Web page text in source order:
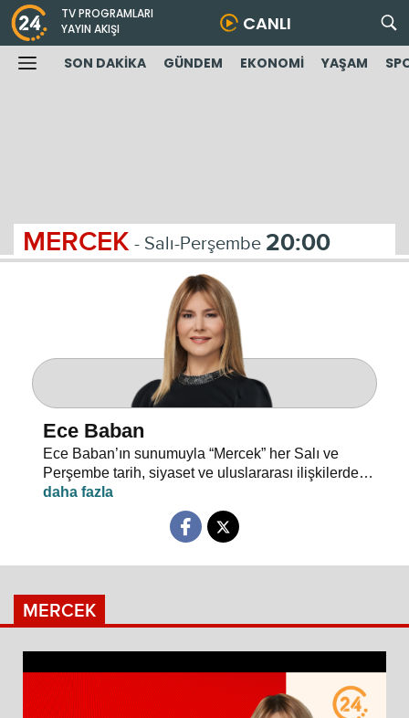
TV PROGRAMLARI
YAYIN AKIŞI
CANLI
SON DAKİKA GÜNDEM EKONOMİ YAŞAM
MERCEK - Salı-Perşembe 20:00
Ece Baban
Ece Baban’ın sunumuyla “Mercek” her Salı ve
Perşembe tarih, siyaset ve uluslararası ilişkilerde
uzman konuklarıyla 24 TV ekranlarından evlerinize
MERCEK